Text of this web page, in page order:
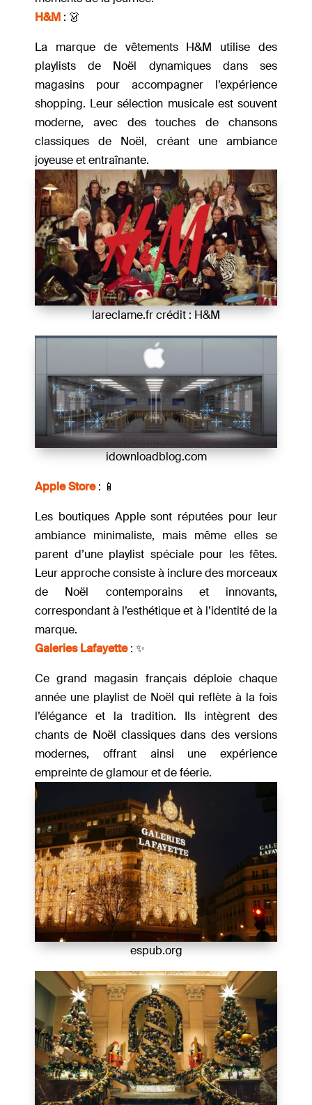
H&M : 👗
La marque de vêtements H&M utilise des
playlists de Noël dynamiques dans ses
magasins pour accompagner l’expérience
shopping. Leur sélection musicale est souvent
moderne, avec des touches de chansons
classiques de Noël, créant une ambiance
joyeuse et entraînante.
lareclame.fr crédit : H&M
idownloadblog.com
Apple Store: 📱
Les boutiques Apple sont réputées pour leur
ambiance minimaliste, mais même elles se
parent d’une playlist spéciale pour les fêtes.
Leur approche consiste à inclure des morceaux
de Noël contemporains et innovants,
correspondant à l’esthétique et à l’identité de la
marque.
Galeries Lafayette: ✨
Ce grand magasin français déploie chaque
année une playlist de Noël qui reflète à la fois
l’élégance et la tradition. Ils intègrent des
chants de Noël classiques dans des versions
modernes, offrant ainsi une expérience
empreinte de glamour et de féerie.
espub.org